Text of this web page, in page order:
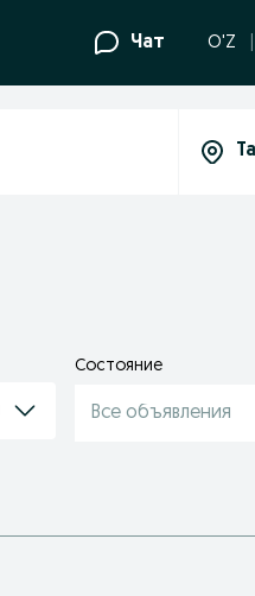
Чат O'Z
Состояние
Все объявления